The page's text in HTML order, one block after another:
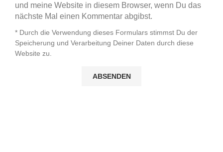
und meine Website in diesem Browser, wenn Du das
nächste Mal einen Kommentar abgibst.
* Durch die Verwendung dieses Formulars stimmst Du der
Speicherung und Verarbeitung Deiner Daten durch diese
Website zu.